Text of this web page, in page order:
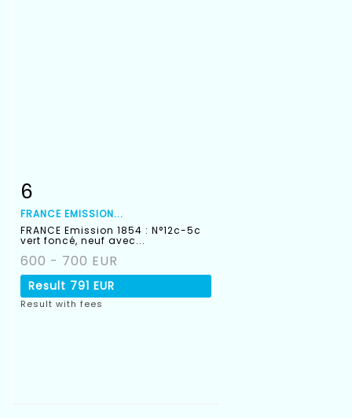
6
FRANCE EMISSION...
FRANCE Emission 1854 : N°12c-5c
vert foncé, neuf avec...
600 - 700 EUR
Result 791 EUR
Result with fees